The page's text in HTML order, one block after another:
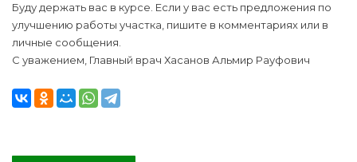
Буду держать вас в курсе. Если у вас есть предложения по
улучшению работы участка, пишите в комментариях или в
личные сообщения.
С уважением, Главный врач Хасанов Альмир Рауфович